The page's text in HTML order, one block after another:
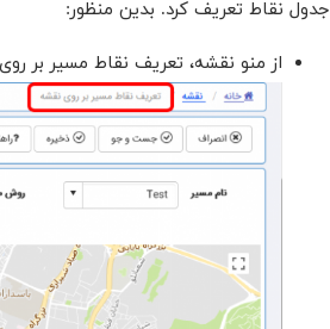
جدول نقاط تعریف کرد. بدین منظور:
از منو نقشه، تعریف نقاط مسیر بر